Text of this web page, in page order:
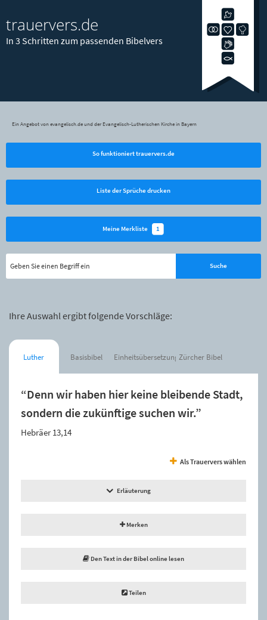
trauervers.de
In 3 Schritten zum passenden Bibelvers
Ein Angebot von evangelisch.de und der Evangelisch-Lutherischen Kirche in Bayern
So funktioniert trauervers.de
Liste der Sprüche drucken
Meine Merkliste 1
Ihre Auswahl ergibt folgende Vorschläge:
Luther Basisbibel Einheitsübersetzung Zürcher Bibel
“Denn wir haben hier keine bleibende Stadt,
sondern die zukünftige suchen wir.”
Hebräer 13,14
Als Trauervers wählen
Erläuterung
Merken
Den Text in der Bibel online lesen
Teilen